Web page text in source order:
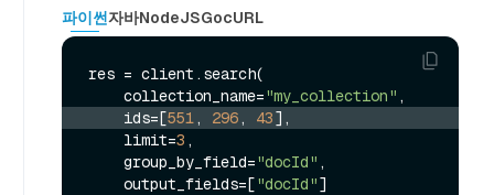
파이썬자바NodeJSGocURL
res = client.search(
    collection_name=
"my_collection"
    ids=[
551 , 296 , 43],
    limit=
3 ,
    group_by_field=
"docId" ,
    output_fields=[
"docId"]